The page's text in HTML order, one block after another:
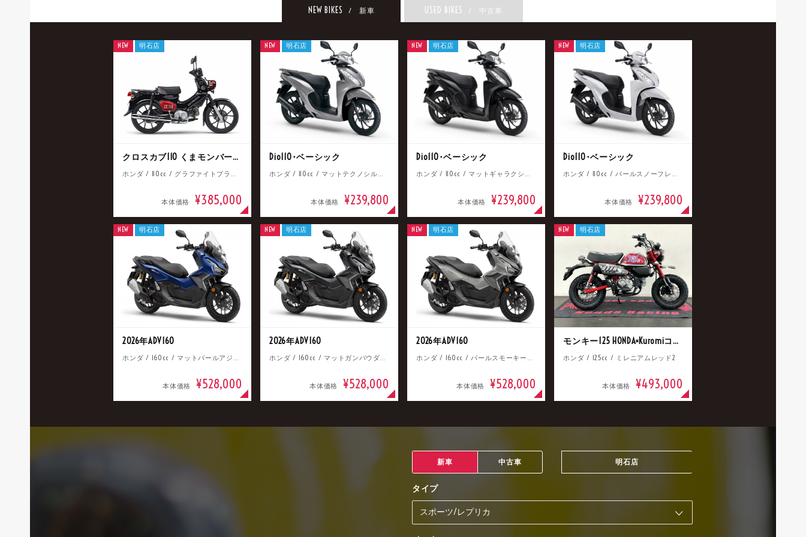
NEW BIKES / 新車 USED BIKES / 中古車
クロスカブ110 くまモンバージョン
ホンダ / 110cc / グラファイトブラック
本体価格 ¥385,000
NEW 明石店
Dio110･ベーシック
ホンダ / 110cc / マットテクノシルバーメタリック
本体価格 ¥239,800
NEW 明石店
Dio110･ベーシック
ホンダ / 110cc / マットギャラクシーブラックメタリック
本体価格 ¥239,800
NEW 明石店
Dio110･ベーシック
ホンダ / 110cc / パールスノーフレークホワイト
本体価格 ¥239,800
NEW 明石店
2026年ADV160
ホンダ / 160cc / マットパールアジャイルブルー
本体価格 ¥528,000
NEW 明石店
2026年ADV160
ホンダ / 160cc / マットガンパウダーブラックメタリック
本体価格 ¥528,000
NEW 明石店
2026年ADV160
ホンダ / 160cc / パールスモーキーグレー
本体価格 ¥528,000
NEW 明石店
モンキー125 HONDA×Kuromiコラボ
ホンダ / 125cc / ミレニアムレッド2
本体価格 ¥493,000
NEW 明石店
新車 中古車 明石店
タイプ